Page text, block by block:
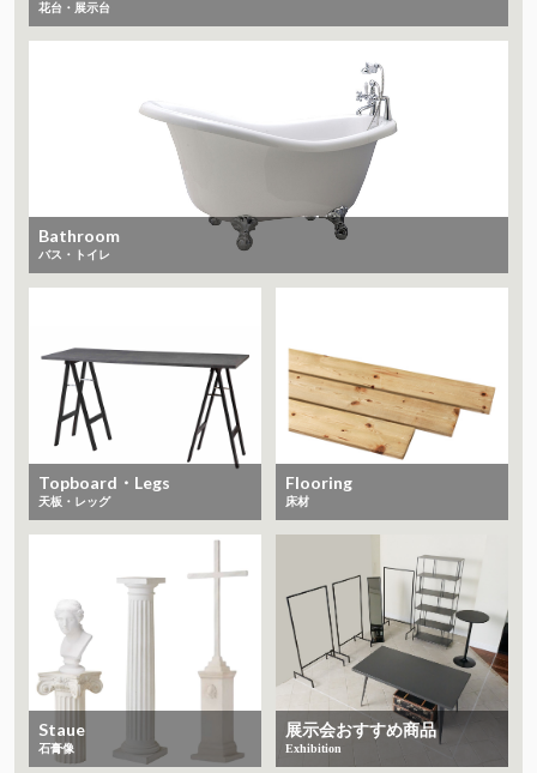
花台・展示台
Bathroom
バス・トイレ
Topboard・Legs
天板・レッグ
Flooring
床材
Staue
石膏像
展示会おすすめ商品
Exhibition